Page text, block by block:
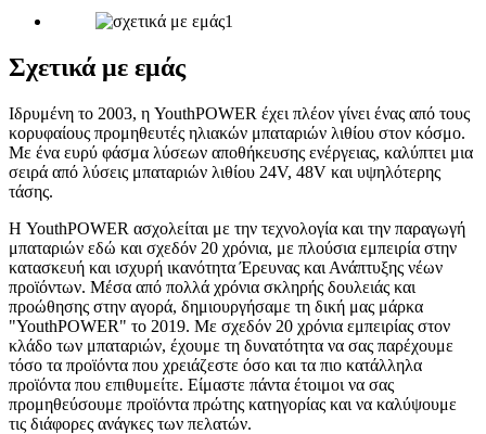
Σχετικά με εμάς
Ιδρυμένη το 2003, η YouthPOWER έχει πλέον γίνει ένας από τους
κορυφαίους προμηθευτές ηλιακών μπαταριών λιθίου στον κόσμο.
Με ένα ευρύ φάσμα λύσεων αποθήκευσης ενέργειας, καλύπτει μια
σειρά από λύσεις μπαταριών λιθίου 24V, 48V και υψηλότερης
τάσης.
Η YouthPOWER ασχολείται με την τεχνολογία και την παραγωγή
μπαταριών εδώ και σχεδόν 20 χρόνια, με πλούσια εμπειρία στην
κατασκευή και ισχυρή ικανότητα Έρευνας και Ανάπτυξης νέων
προϊόντων. Μέσα από πολλά χρόνια σκληρής δουλειάς και
προώθησης στην αγορά, δημιουργήσαμε τη δική μας μάρκα
"YouthPOWER" το 2019. Με σχεδόν 20 χρόνια εμπειρίας στον
κλάδο των μπαταριών, έχουμε τη δυνατότητα να σας παρέχουμε
τόσο τα προϊόντα που χρειάζεστε όσο και τα πιο κατάλληλα
προϊόντα που επιθυμείτε. Είμαστε πάντα έτοιμοι να σας
προμηθεύσουμε προϊόντα πρώτης κατηγορίας και να καλύψουμε
τις διάφορες ανάγκες των πελατών.